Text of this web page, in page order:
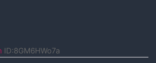
ID:8GM6HWo7a